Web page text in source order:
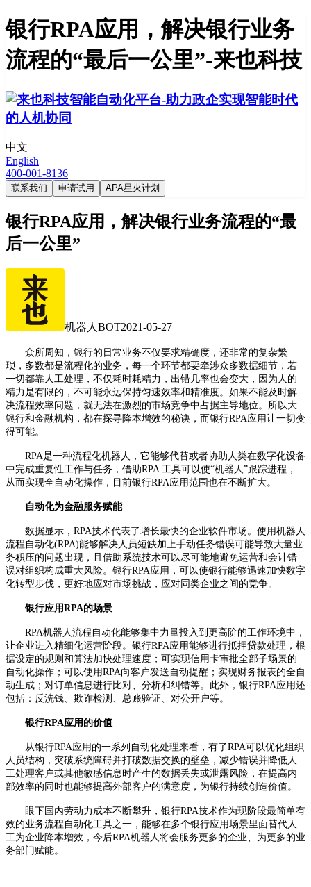
银行RPA应用，解决银行业务
流程的“最后一公里”-来也科技
中文
English
400-001-8136
联系我们 申请试用 APA星火计划
银行RPA应用，解决银行业务流程的“最
后一公里”
机器人BOT2021-05-27
众所周知，银行的日常业务不仅要求精确度，还非常的复杂繁
琐，多数都是流程化的业务，每一个环节都要牵涉众多数据细节，若
一切都靠人工处理，不仅耗时耗精力，出错几率也会变大，因为人的
精力是有限的，不可能永远保持匀速效率和精准度。如果不能及时解
决流程效率问题，就无法在激烈的市场竞争中占据主导地位。所以大
银行和金融机构，都在探寻降本增效的秘诀，而银行RPA应用让一切变
得可能。
RPA是一种流程化机器人，它能够代替或者协助人类在数字化设备
中完成重复性工作与任务，借助RPA 工具可以使“机器人”跟踪进程，
从而实现全自动化操作，目前银行RPA应用范围也在不断扩大。
自动化为金融服务赋能
数据显示， RPA技术代表了增长最快的企业软件市场。使用机器人
流程 自动化(RPA)能够解决人员短缺加上手动任务错误可能导致大量业
务积压的问题出现，且借助系统技术可以尽可能地避免运营和会计错
误对组织构成重大风险。 银行RPA应用， 可以使银行能够迅速加快数字
化转型步伐，更好地应对市场挑战，应对同类企业之间的竞争。
银行应用RPA的场景
RPA机器人流程自动化能够集中力量投入到更高阶的工作环境中，
让企业进入精细化运营阶段。 银行RPA应用能够进行抵押贷款处理，根
据设定的规则和算法加快处理速度；可实现信用卡审批全部子场景的
自动化操作；可以使用RPA向客户发送自动提醒；实现财务报表的全自
动生成；对订单信息进行比对、分析和纠错等。此外， 银行RPA应用还
包括：反洗钱、欺诈检测、总账验证、对公开户等。
银行RPA应用 的价值
从银行RPA应用 的一系列自动化处理来看，有了RPA可以优化组织
人员结构，突破系统障碍并打破数据交换的壁垒，减少错误并降低人
工处理客户或其他敏感信息时产生的数据丢失或泄露风险，在提高内
部效率的同时也能够提高外部客户的满意度，为银行持续创造价值。
眼下国内劳动力成本不断攀升，银行RPA技术作为现阶段最简单有
效的业务流程自动化工具之一，能够在多个银行应用场景里面替代人
工为企业降本增效，今后RPA机器人将会服务更多的企业、为更多的业
务部门赋能。